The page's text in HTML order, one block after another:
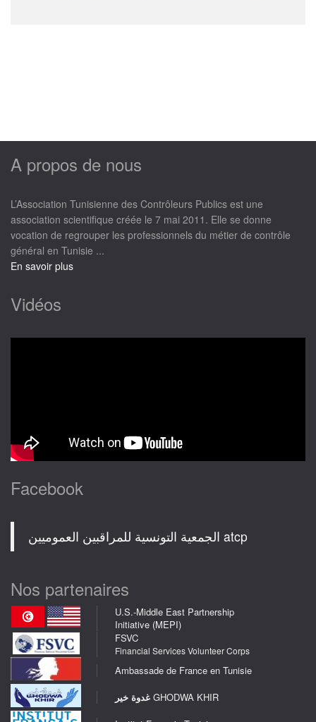
A propos de nous
L’Association Tunisienne des Contrôleurs Publics est une
association scientifique créée le 7 mai 2011. Elle se donne
vocation de regrouper les professionnels du métier de contrôle
général en Tunisie ...
En savoir plus
Vidéos
Facebook
‎الجمعية التونسية للمراقبين العموميين atcp‎
Nos partenaires
U.S.-Middle East Partnership
Initiative (MEPI)
FSVC
Financial Services Volunteer Corps
Ambassade de France en Tunisie
غدوة خير GHODWA KHIR